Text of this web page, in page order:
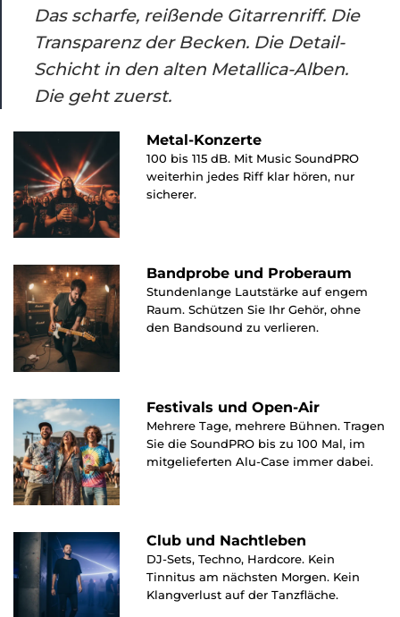
Das scharfe, reißende Gitarrenriff. Die
Transparenz der Becken. Die Detail-
Schicht in den alten Metallica-Alben.
Die geht zuerst.
Metal-Konzerte
100 bis 115 dB. Mit Music SoundPRO
weiterhin jedes Riff klar hören, nur
sicherer.
Bandprobe und Proberaum
Stundenlange Lautstärke auf engem
Raum. Schützen Sie Ihr Gehör, ohne
den Bandsound zu verlieren.
Festivals und Open-Air
Mehrere Tage, mehrere Bühnen. Tragen
Sie die SoundPRO bis zu 100 Mal, im
mitgelieferten Alu-Case immer dabei.
Club und Nachtleben
DJ-Sets, Techno, Hardcore. Kein
Tinnitus am nächsten Morgen. Kein
Klangverlust auf der Tanzfläche.